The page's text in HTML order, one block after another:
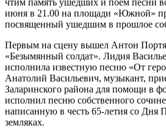
июня в 21.00 на площади «Южной»
посвященный ушедшим в прошлое
Первым на сцену вышел Антон
«Безымянный солдат». Лидия
исполнила известную песню «От
Анатолий Васильевич, музыкант,
Заларинского района для помощи в
исполнил песню собственного
написанную в честь 65-летия со Дня
земляках.